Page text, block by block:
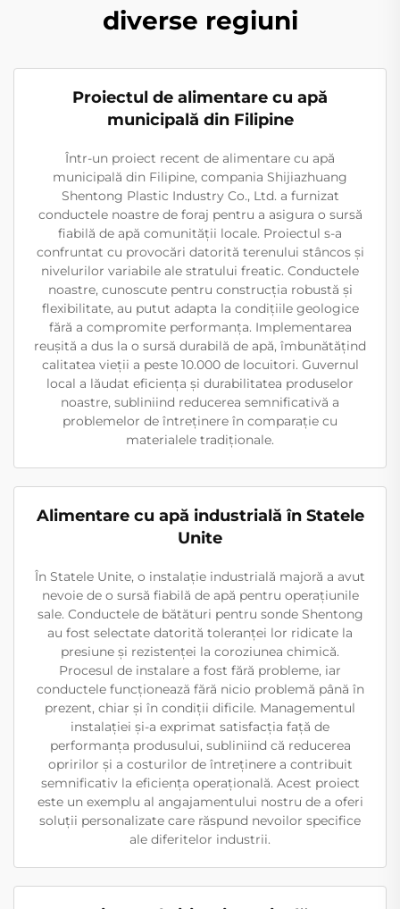
diverse regiuni
Proiectul de alimentare cu apă
municipală din Filipine
Într-un proiect recent de alimentare cu apă
municipală din Filipine, compania Shijiazhuang
Shentong Plastic Industry Co., Ltd. a furnizat
conductele noastre de foraj pentru a asigura o sursă
fiabilă de apă comunității locale. Proiectul s-a
confruntat cu provocări datorită terenului stâncos și
nivelurilor variabile ale stratului freatic. Conductele
noastre, cunoscute pentru construcția robustă și
flexibilitate, au putut adapta la condițiile geologice
fără a compromite performanța. Implementarea
reușită a dus la o sursă durabilă de apă, îmbunătățind
calitatea vieții a peste 10.000 de locuitori. Guvernul
local a lăudat eficiența și durabilitatea produselor
noastre, subliniind reducerea semnificativă a
problemelor de întreținere în comparație cu
materialele tradiționale.
Alimentare cu apă industrială în Statele
Unite
În Statele Unite, o instalație industrială majoră a avut
nevoie de o sursă fiabilă de apă pentru operațiunile
sale. Conductele de bătături pentru sonde Shentong
au fost selectate datorită toleranței lor ridicate la
presiune și rezistenței la coroziunea chimică.
Procesul de instalare a fost fără probleme, iar
conductele funcționează fără nicio problemă până în
prezent, chiar și în condiții dificile. Managementul
instalației și-a exprimat satisfacția față de
performanța produsului, subliniind că reducerea
opririlor și a costurilor de întreținere a contribuit
semnificativ la eficiența operațională. Acest proiect
este un exemplu al angajamentului nostru de a oferi
soluții personalizate care răspund nevoilor specifice
ale diferitelor industrii.